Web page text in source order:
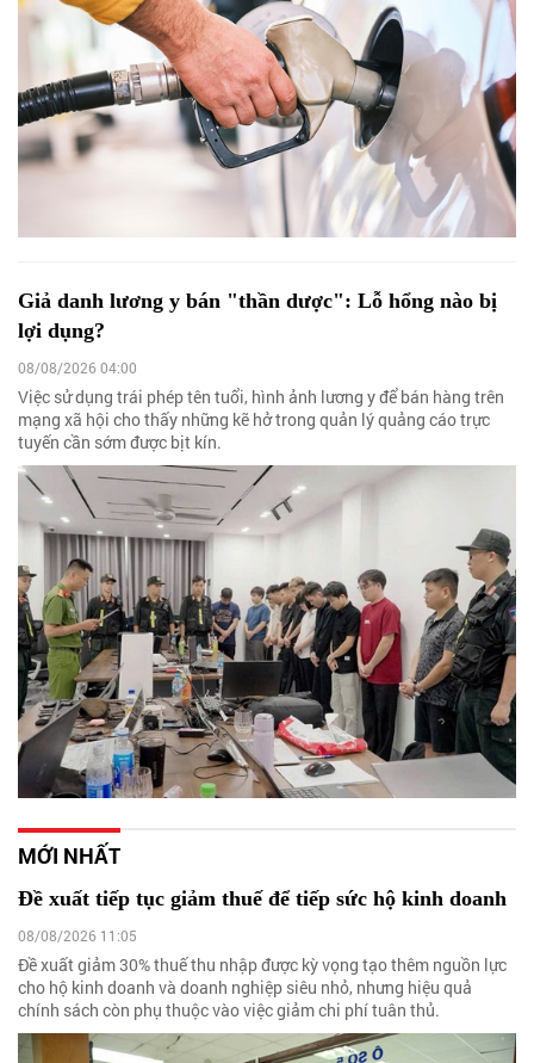
Giả danh lương y bán "thần dược": Lỗ hổng nào bị
lợi dụng?
08/08/2026 04:00
Việc sử dụng trái phép tên tuổi, hình ảnh lương y để bán hàng trên
mạng xã hội cho thấy những kẽ hở trong quản lý quảng cáo trực
tuyến cần sớm được bịt kín.
MỚI NHẤT
Đề xuất tiếp tục giảm thuế để tiếp sức hộ kinh doanh
08/08/2026 11:05
Đề xuất giảm 30% thuế thu nhập được kỳ vọng tạo thêm nguồn lực
cho hộ kinh doanh và doanh nghiệp siêu nhỏ, nhưng hiệu quả
chính sách còn phụ thuộc vào việc giảm chi phí tuân thủ.